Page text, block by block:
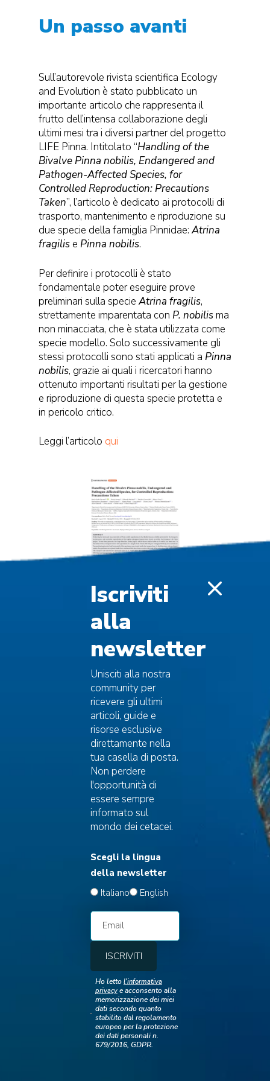
Un passo avanti
Sull’autorevole rivista scientifica Ecology
and Evolution è stato pubblicato un
importante articolo che rappresenta il
frutto dell’intensa collaborazione degli
ultimi mesi tra i diversi partner del progetto
LIFE Pinna. Intitolato “Handling of the
Bivalve Pinna nobilis, Endangered and
Pathogen-Affected Species, for
Controlled Reproduction: Precautions
Taken”, l’articolo è dedicato ai protocolli di
trasporto, mantenimento e riproduzione su
due specie della famiglia Pinnidae:Atrina
fragilis e Pinna nobilis.
Per definire i protocolli è stato
fondamentale poter eseguire prove
preliminari sulla specieAtrina fragilis,
strettamente imparentata con P. nobilisma
non minacciata, che è stata utilizzata come
specie modello. Solo successivamente gli
stessi protocolli sono stati applicati a Pinna
nobilis, grazie ai quali i ricercatori hanno
ottenuto importanti risultati per la gestione
e riproduzione di questa specie protetta e
in pericolo critico.
Leggi l’articolo qui
ARPAL Liguria
www.arpal.liguria.it
info@lifepinna.eu
Privacy & Cookie Policy
Iscriviti
alla
newsletter
Unisciti alla nostra
community per
ricevere gli ultimi
articoli, guide e
risorse esclusive
direttamente nella
tua casella di posta.
Non perdere
l'opportunità di
essere sempre
informato sul
mondo dei cetacei.
Scegli la lingua
della newsletter
Italiano
English
Ho letto l'informativa
privacye acconsento alla
memorizzazione dei miei
dati secondo quanto
stabilito dal regolamento
europeo per la protezione
dei dati personali n.
679/2016, GDPR.